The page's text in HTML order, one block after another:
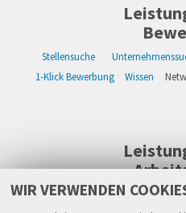
WIR VERWENDEN
Stellensuche
1-Klick Bewerbung
Wissen
WIKWAY Online-Recruiting